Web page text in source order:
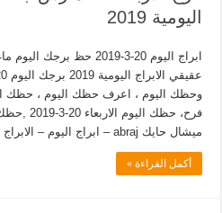
اليومية 2019
وحظك اليوم ، اعرف حظك اليوم ، حظك
ميشال حايك abraj – ابراج اليوم – الابراج و الفلك – الحظ اليوم …
أكمل القراءة »